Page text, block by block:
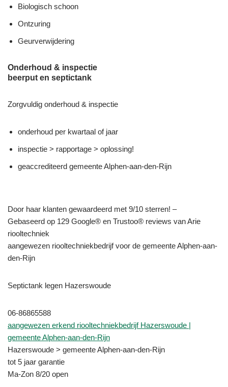
Biologisch schoon
Ontzuring
Geurverwijdering
Onderhoud & inspectie
beerput en septictank
Zorgvuldig onderhoud & inspectie
onderhoud per kwartaal of jaar
inspectie > rapportage > oplossing!
geaccrediteerd gemeente Alphen-aan-den-Rijn
Door haar klanten gewaardeerd met 9/10 sterren! –
Gebaseerd op 129 Google® en Trustoo® reviews van Arie
riooltechniek
aangewezen riooltechniekbedrijf voor de gemeente Alphen-aan-
den-Rijn
Septictank legen Hazerswoude
06-86865588
aangewezen erkend riooltechniekbedrijf Hazerswoude |
gemeente Alphen-aan-den-Rijn
Hazerswoude > gemeente Alphen-aan-den-Rijn
tot 5 jaar garantie
Ma-Zon 8/20 open